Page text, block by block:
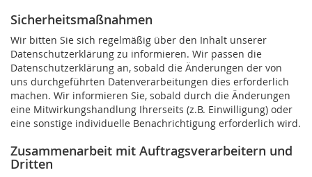
Sicherheitsmaßnahmen
Wir bitten Sie sich regelmäßig über den Inhalt unserer
Datenschutzerklärung zu informieren. Wir passen die
Datenschutzerklärung an, sobald die Änderungen der von
uns durchgeführten Datenverarbeitungen dies erforderlich
machen. Wir informieren Sie, sobald durch die Änderungen
eine Mitwirkungshandlung Ihrerseits (z.B. Einwilligung) oder
eine sonstige individuelle Benachrichtigung erforderlich wird.
Zusammenarbeit mit Auftragsverarbeitern und
Dritten